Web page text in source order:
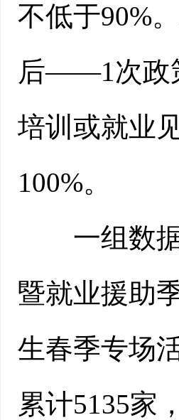
不低于90%
后——1次政
培训或就业
100%。
一组数据
暨就业援助
生春季专场
累计5135家